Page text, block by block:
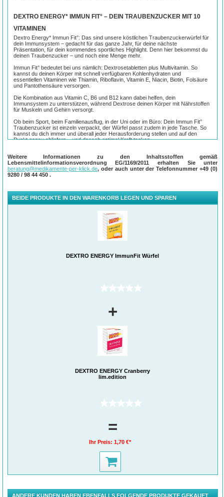
DEXTRO ENERGY* IMMUN FIT° – DEIN TRAUBENZUCKER MIT 10
VITAMINEN​
Dextro Energy* Immun Fit°: Das sind unsere köstlichen Traubenzuckerwürfel für
dein Immunsystem – gedacht für das ganze Jahr, für deine nächste
Präsentation, für dein kommendes sportliches Highlight. Denn hier bekommst du
deinen Traubenzucker – und noch eine Menge mehr.
Immun Fit° bedeutet bei uns nämlich: Dextrosetabletten plus Multivitamin. So
kannst du deinen Körper mit schnell verfügbaren Kohlenhydraten und
essentiellen Vitaminen wie Thiamin, Riboflavin, Vitamin E, Niacin, Biotin, Folsäure
und Pantothensäure versorgen.
Die Kombination aus Vitamin C, B6 und B12 kann dabei helfen, dein
Immunsystem zu unterstützen, während Dextrose deinen Körper mit Nährstoffen
für Muskeln und Gehirn versorgt.
Ob beim Sport, beim Familienausflug, in der Uni oder im Büro: Dein Immun Fit°
Traubenzucker ist einzeln verpackt, der Würfel passt zudem in jede Tasche. So
kannst du dich immer und überall jeder Herausforderung stellen und auf den
Punkt genau abliefern – und danach optimal Kraft tanken.
Traubenzuckertabletten mit 10 Vitaminen – das ganze Jahr über, für jede
Herausforderung!
* enthält Kohlenhydrate
Eine abwechslungsreiche, ausgewogene Ernährung und eine gesunde
Lebensweise sind wichtig.
3 Täfelchen je nach Bedarf über den Tag verteilt.
Weitere Informationen zu den Inhaltsstoffen gemäß
Lebensmittelinformationsverordnung EG/1169/2011 erhalten Sie unter
beratung@medikamente-per-klick.de, oder auch unter der Telefonnummer+49 (0)
9280 / 98 44 450 .
BEIDE PRODUKTE IN DEN WARENKORB LEGEN UND SPAREN
DEXTRO ENERGY ImmunFit Würfel
(0)
+
DEXTRO ENERGY Cranberry
lim.edition
(0)
=
Ihr Preis:1,70 €*
ANDERE KUNDEN HABEN EBENFALLS FOLGENDE PRODUKTE GEKAUFT